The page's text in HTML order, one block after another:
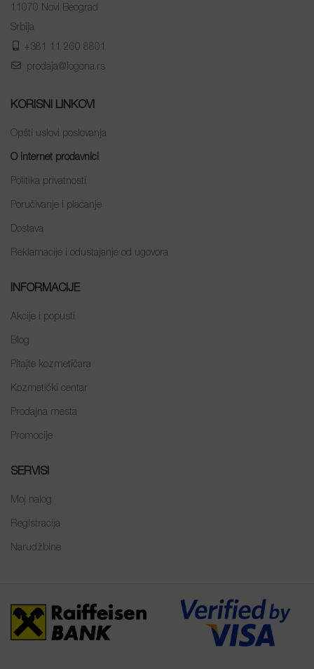
11070 Novi Beograd
Srbija
+381 11 260 8801
prodaja@logona.rs
KORISNI LINKOVI
Opšti uslovi poslovanja
O internet prodavnici
Politika privatnosti
Poručivanje i plaćanje
Dostava
Reklamacije i odustajanje od ugovora
INFORMACIJE
Akcije i popusti
Blog
Pitajte kozmetičara
Kozmetički centar
Prodajna mesta
Promocije
SERVISI
Moj nalog
Registracija
Narudžbine